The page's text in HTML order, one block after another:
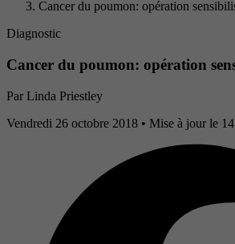
Cancer du poumon: opération
Diagnostic
Cancer du poumon: opération
Par Linda Priestley
Vendredi 26 octobre 2018 • Mise à jour le